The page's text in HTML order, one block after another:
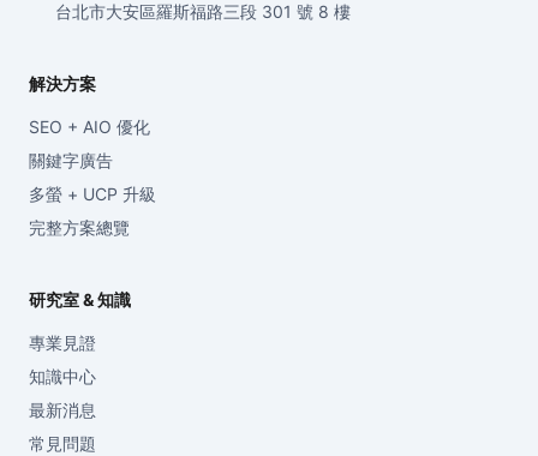
台北市大安區羅斯福路三段 301 號 8 樓
解決方案
SEO + AIO 優化
關鍵字廣告
多螢 + UCP 升級
完整方案總覽
研究室 & 知識
專業見證
知識中心
最新消息
常見問題